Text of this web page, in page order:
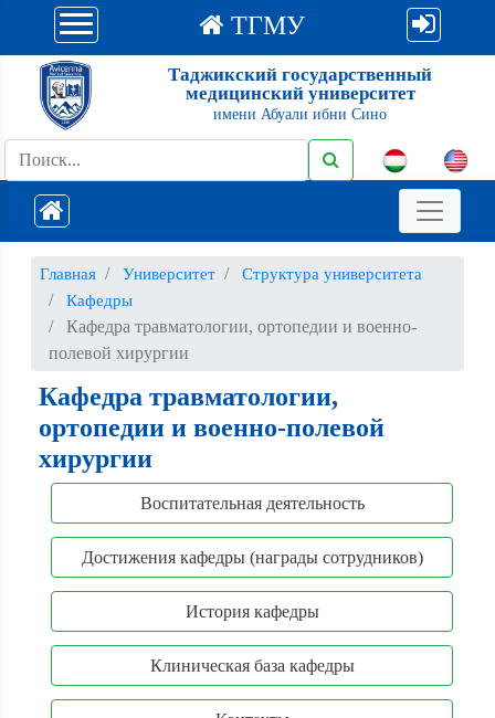
ТГМУ
Таджикский государственный
медицинский университет
имени Абуали ибни Сино
Главная Университет
Структура университета
Кафедры
Кафедра травматологии, ортопедии и военно-
полевой хирургии
Кафедра травматологии,
ортопедии и военно-полевой
хирургии
Воспитательная деятельность
Достижения кафедры (награды сотрудников)
История кафедры
Клиническая база кафедры